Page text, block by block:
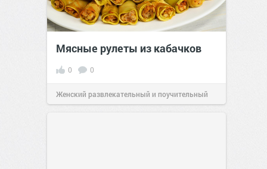
Мясные рулеты из кабачков
0 0
Женский развлекательный и поучительный